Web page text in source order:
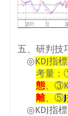
五、研判技
◎KDJ指
考量
態、③
離、⑤J
◎KDJ指